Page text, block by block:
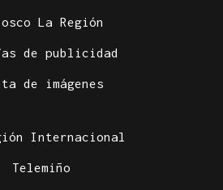
La Región
de publicidad
de imágenes
Internacional
Telemiño